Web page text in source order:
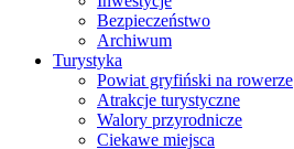
Bezpieczeństwo
Archiwum
Turystyka
Powiat gryfiński na rowerze
Atrakcje turystyczne
Walory przyrodnicze
Ciekawe miejsca